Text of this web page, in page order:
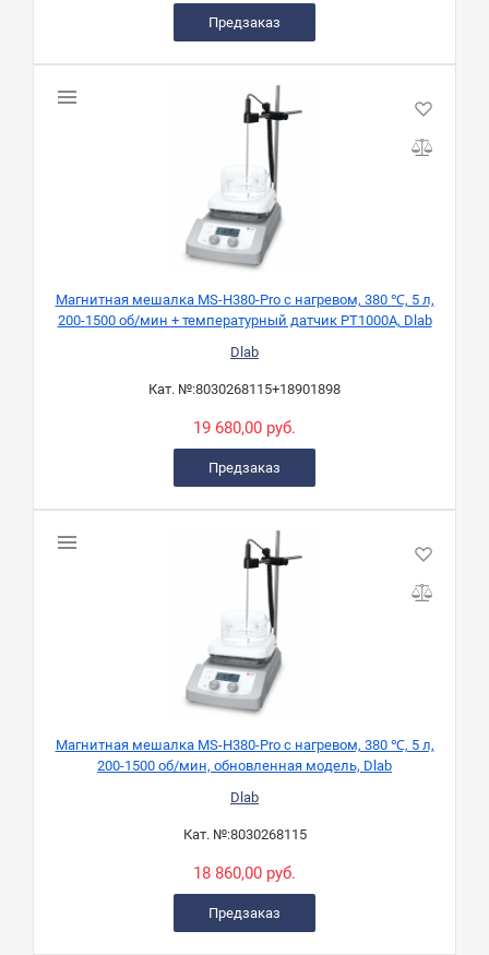
Предзаказ
Магнитная мешалка MS-H380-Pro с нагревом, 380 ℃, 5 л,
200-1500 об/мин + температурный датчик PT1000A, Dlab
Dlab
Кат. №:8030268115+18901898
19 680,00 руб.
Предзаказ
Магнитная мешалка MS-H380-Pro с нагревом, 380 ℃, 5 л,
200-1500 об/мин, обновленная модель, Dlab
Dlab
Кат. №:8030268115
18 860,00 руб.
Предзаказ